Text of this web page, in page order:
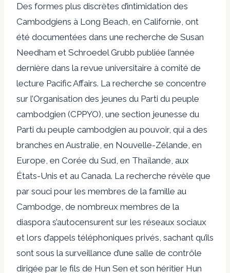
Des formes plus discrètes d’intimidation des
Cambodgiens à Long Beach, en Californie, ont
été documentées dans une recherche de Susan
Needham et Schroedel Grubb publiée l’année
dernière dans la revue universitaire à comité de
lecture Pacific Affairs. La recherche se concentre
sur l’Organisation des jeunes du Parti du peuple
cambodgien (CPPYO), une section jeunesse du
Parti du peuple cambodgien au pouvoir, qui a des
branches en Australie, en Nouvelle-Zélande, en
Europe, en Corée du Sud, en Thaïlande, aux
États-Unis et au Canada. La recherche révèle que
par souci pour les membres de la famille au
Cambodge, de nombreux membres de la
diaspora s’autocensurent sur les réseaux sociaux
et lors d’appels téléphoniques privés, sachant qu’ils
sont sous la surveillance d’une salle de contrôle
dirigée par le fils de Hun Sen et son héritier Hun